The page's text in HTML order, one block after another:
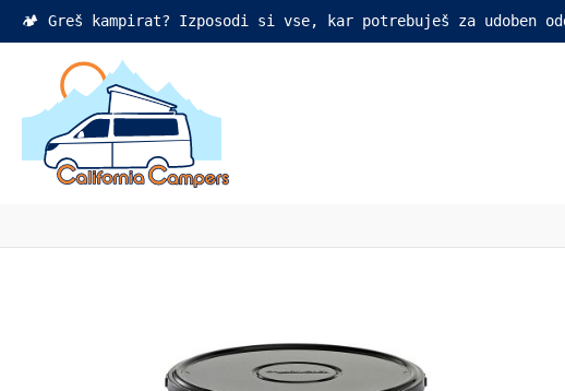
🏕️ Greš kampirat? Izposodi si vse, kar potrebuješ za